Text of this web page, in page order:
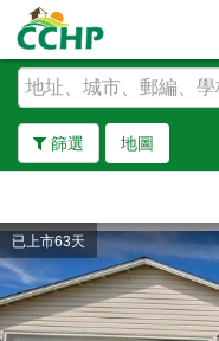
篩選 地圖
去除邊界
已上市63天